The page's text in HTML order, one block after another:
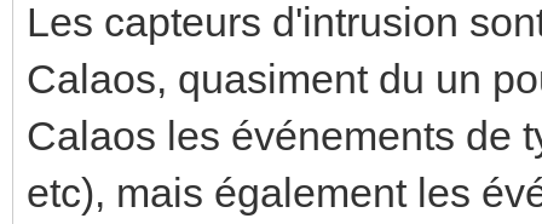
Les capteurs d'intrusion
Calaos, quasiment du un
Calaos les événements de
etc), mais également les